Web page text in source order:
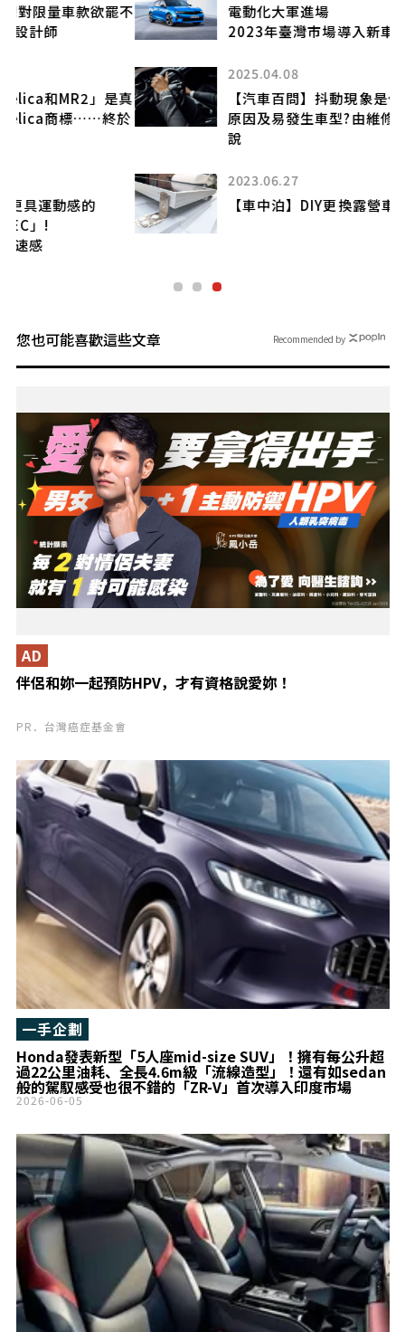
電動化大軍進場
2023年臺灣市場導入新車預報(下)
2025.04.08
【汽車百問】抖動現象是什麼?
原因及易發生車型?由維修廠經營者進行解
2023.06.27
【車中泊】DIY更換露營車太陽能板!(下)
您也可能喜歡這些文章
伴侶和妳一起預防HPV，才有資格說愛妳！
AD
PR．台灣癌症基金會
Honda發表新型「5人座mid-size SUV」！擁有每公升超
過22公里油耗、全長4.6m級「流線造型」！還有如sedan
般的駕馭感受也很不錯的「ZR-V」首次導入印度市場
一手企劃
2026-06-05
Recommended by